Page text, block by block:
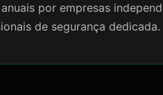
por empresas
de segurança dedicada.